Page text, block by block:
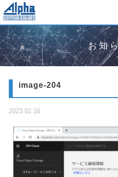
お知
image-204
2023.02.16